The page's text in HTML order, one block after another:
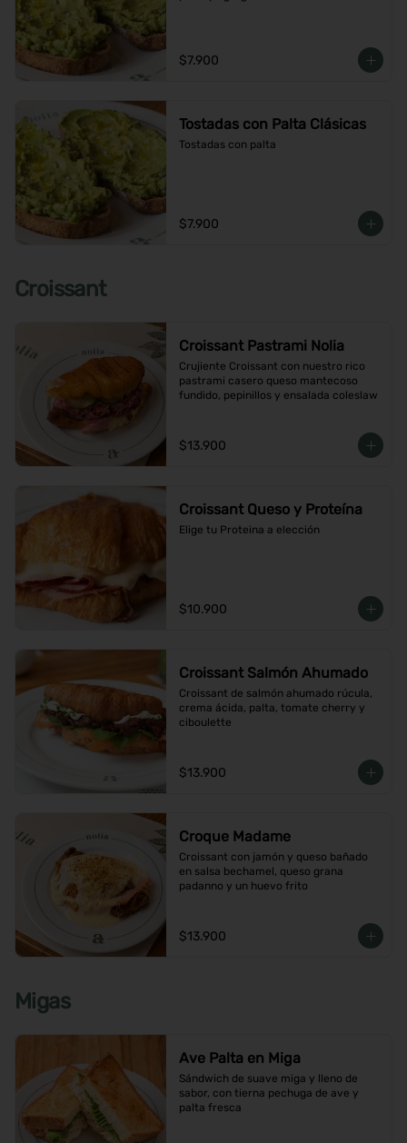
$7.900
Tostadas con Palta Clásicas
Tostadas con palta
$7.900
Croissant
Croissant Pastrami Nolia
Crujiente Croissant con nuestro rico
pastrami casero queso mantecoso
fundido, pepinillos y ensalada coleslaw
$13.900
Croissant Queso y Proteína
Elige tu Proteina a elección
$10.900
Croissant Salmón Ahumado
Croissant de salmón ahumado rúcula,
crema ácida, palta, tomate cherry y
ciboulette
$13.900
Croque Madame
Croissant con jamón y queso bañado
en salsa bechamel, queso grana
padanno y un huevo frito
$13.900
Migas
Ave Palta en Miga
Sándwich de suave miga y lleno de
sabor, con tierna pechuga de ave y
palta fresca